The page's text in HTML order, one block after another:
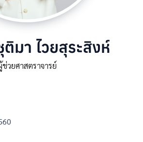
มา ไวยสุระสิงห์
ช่วยศาสตราจารย์